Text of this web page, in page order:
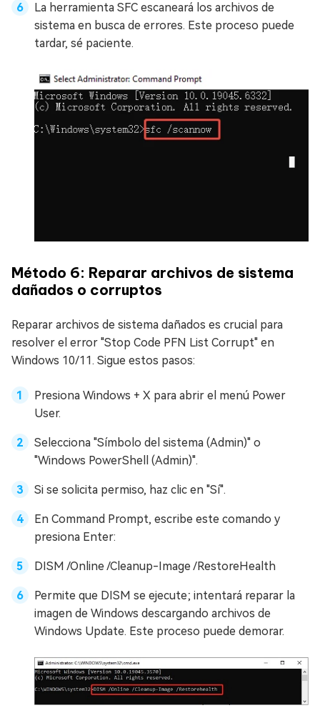
La herramienta SFC escaneará los archivos de
sistema en busca de errores. Este proceso puede
tardar, sé paciente.
Método 6: Reparar archivos de sistema
dañados o corruptos
Reparar archivos de sistema dañados es crucial para
resolver el error "Stop Code PFN List Corrupt" en
Windows 10/11. Sigue estos pasos:
Presiona Windows + X para abrir el menú Power
User.
Selecciona "Símbolo del sistema (Admin)" o
"Windows PowerShell (Admin)".
Si se solicita permiso, haz clic en "Sí".
En Command Prompt, escribe este comando y
presiona Enter:
DISM /Online /Cleanup-Image /RestoreHealth
Permite que DISM se ejecute; intentará reparar la
imagen de Windows descargando archivos de
Windows Update. Este proceso puede demorar.